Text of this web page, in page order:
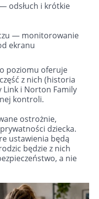
odsłuch i krótkie
— monitorowanie
ekranu
poziomu oferuje
z nich (historia
Link i Norton Family
kontroli.
ostrożnie,
dziecka.
ustawienia będą
będzie z nich
a nie